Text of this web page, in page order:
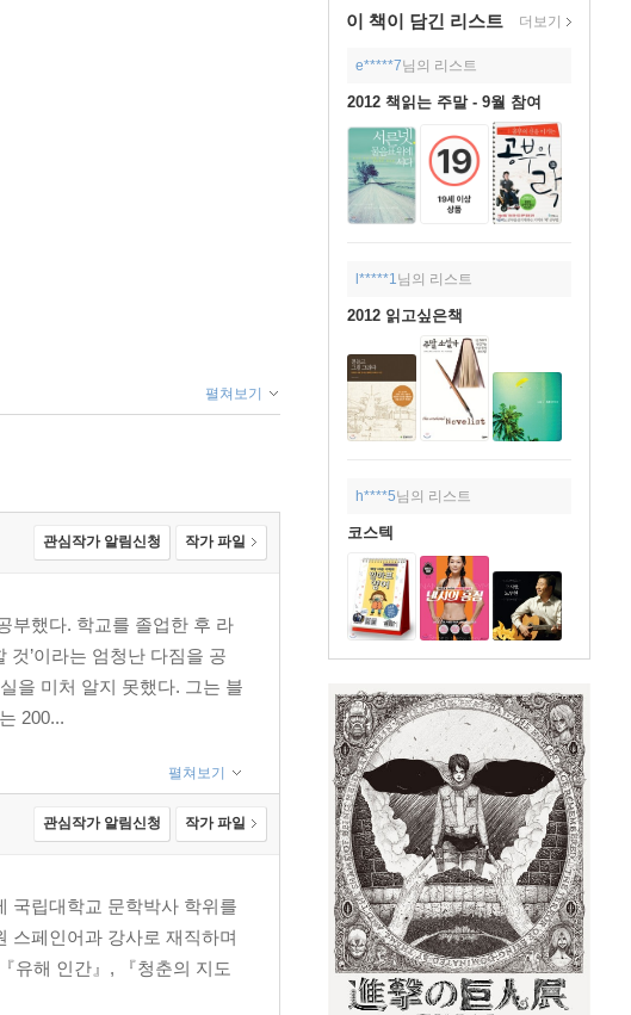
이 책이 담긴 리스트 더보기
e*****7님의 리스트
2012 책읽는 주말 - 9월 참여
l*****1 님의 리스트
2012 읽고싶은책
h****5님의 리스트
코스텍
펼쳐보기
관심작가 알림신청 작가 파일
부했다. 학교를 졸업한 후 라
것’이라는 엄청난 다짐을 공
을 미처 알지 못했다. 그는 블
200...
펼쳐보기
관심작가 알림신청 작가 파일
국립대학교 문학박사 학위를
스페인어과 강사로 재직하며
유해 인간』, 『청춘의 지도